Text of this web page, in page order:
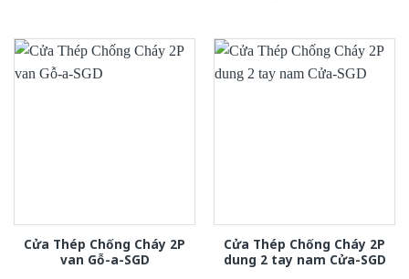
Cửa Thép Chống Cháy 2P
van Gỗ-a-SGD
Cửa Thép Chống Cháy 2P
dung 2 tay nam Cửa-SGD